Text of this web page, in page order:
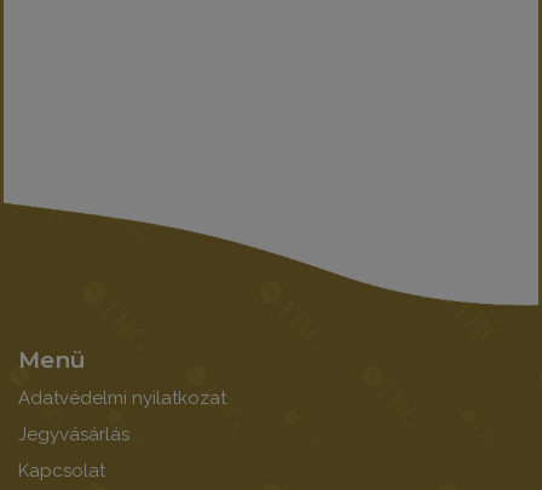
Menü
Adatvédelmi nyilatkozat
Jegyvásárlás
Kapcsolat